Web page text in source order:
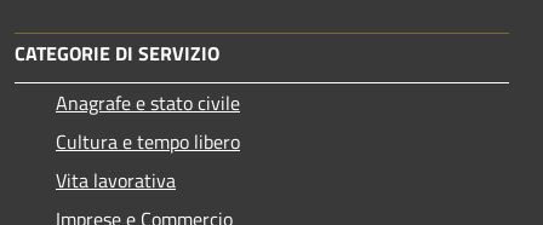
CATEGORIE DI SERVIZIO
Anagrafe e stato civile
Cultura e tempo libero
Vita lavorativa
Imprese e Commercio